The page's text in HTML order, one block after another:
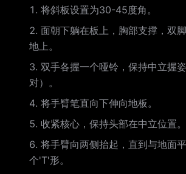
将斜板设置为30-45度角。
面朝下躺在板上，胸部支撑，双
地上。
双手各握一个哑铃，保持中立握
对）。
将手臂笔直向下伸向地板。
收紧核心，保持头部在中立位置。
将手臂向两侧抬起，直到与地面
个'T'形。